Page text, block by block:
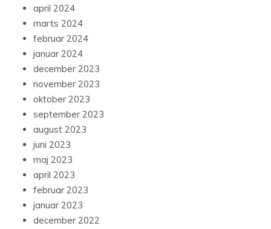
april 2024
marts 2024
februar 2024
januar 2024
december 2023
november 2023
oktober 2023
september 2023
august 2023
juni 2023
maj 2023
april 2023
februar 2023
januar 2023
december 2022